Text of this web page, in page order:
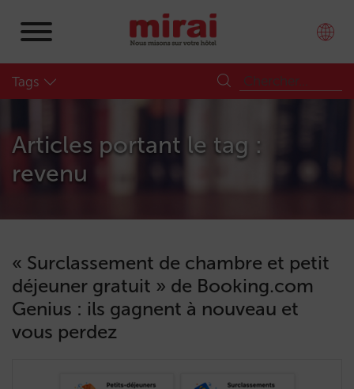
Tags
Articles portant le tag :
revenu
« Surclassement de chambre et petit
déjeuner gratuit » de Booking.com
Genius : ils gagnent à nouveau et
vous perdez